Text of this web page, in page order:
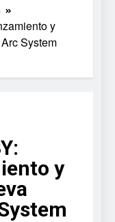
y
System
y